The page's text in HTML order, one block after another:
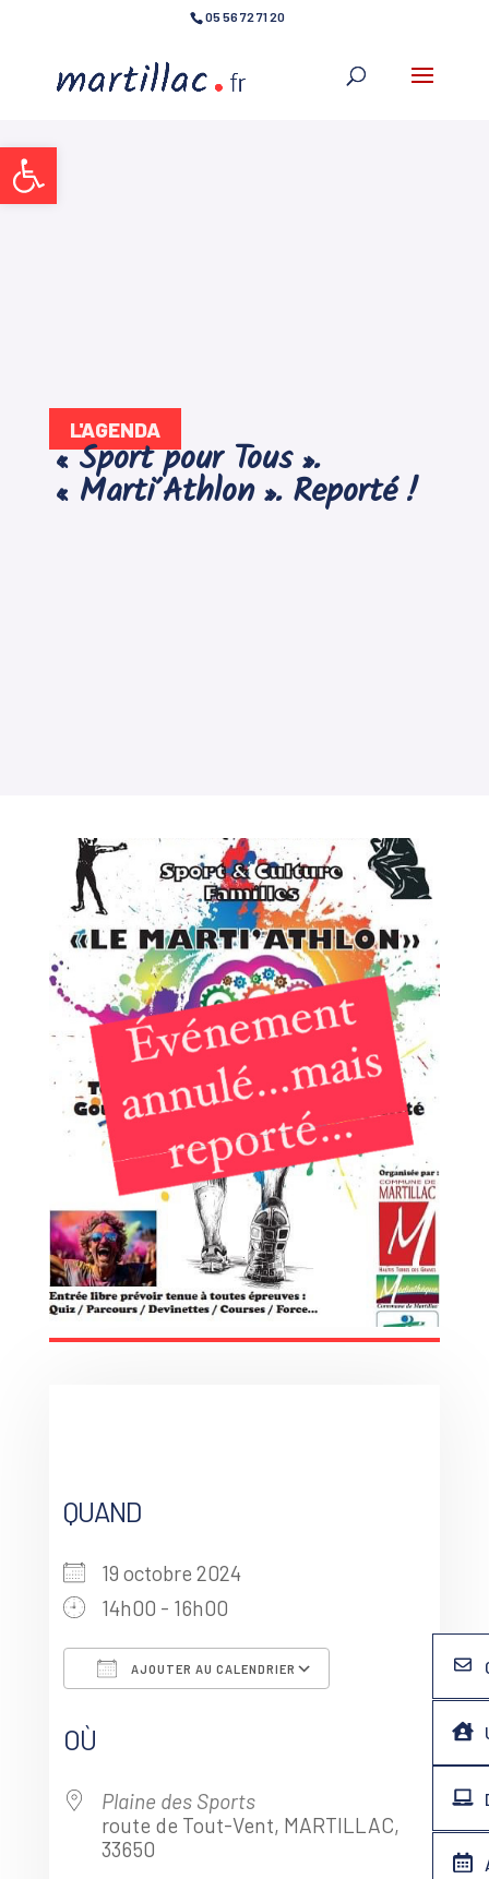
Ouvrir la barre d’outils
05 56 72 71 20
L'AGENDA
« Sport pour Tous ».
« Marti’Athlon ». Reporté !
QUAND
19 octobre 2024
14h00 - 16h00
AJOUTER AU CALENDRIER
OÙ
Plaine des Sports
route de Tout-Vent, MARTILLAC,
33650